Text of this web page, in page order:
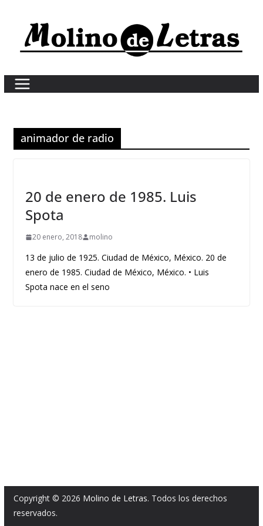
content
animador de radio
20 de enero de 1985. Luis
Spota
20 enero, 2018 molino
13 de julio de 1925. Ciudad de México, México. 20 de
enero de 1985. Ciudad de México, México. • Luis
Spota nace en el seno
Copyright © 2026 Molino de Letras. Todos los derechos
reservados.